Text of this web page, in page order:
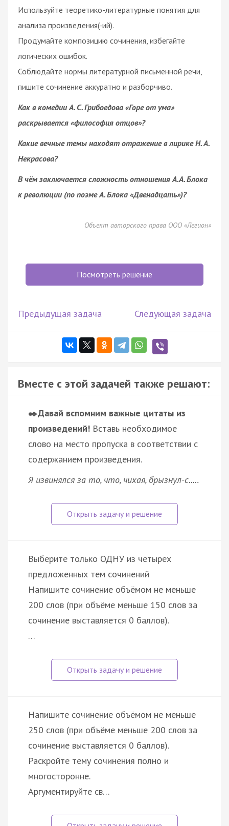
Используйте теоретико-литературные понятия для
анализа произведения(-ий).
Продумайте композицию сочинения, избегайте
логических ошибок.
Соблюдайте нормы литературной письменной речи,
пишите сочинение аккуратно и разборчиво.
Как в комедии А. С. Грибоедова «Горе от ума»
раскрывается «философия отцов»?
Какие вечные темы находят отражение в лирике Н. А.
Некрасова?
В чём заключается сложность отношения А.А. Блока
к революции (по поэме А. Блока «Двенадцать»)?
Объект авторского права ООО «Легион»
Посмотреть решение
Предыдущая задача Следующая задача
Вместе с этой задачей также решают:
✒️Давай вспомним важные цитаты из
произведений! Вставь необходимое
слово на место пропуска в соответствии с
содержанием произведения.
Я извинялся за то, что, чихая, брызнул-с..…
Выберите только ОДНУ из четырех
предложенных тем сочинений
Напишите сочинение объёмом не меньше
200 слов (при объёме меньше 150 слов за
сочинение выставляется 0 баллов).
…
Напишите сочинение объёмом не меньше
250 слов (при объёме меньше 200 слов за
сочинение выставляется 0 баллов).
Раскройте тему сочинения полно и
многосторонне.
Аргументируйте св…